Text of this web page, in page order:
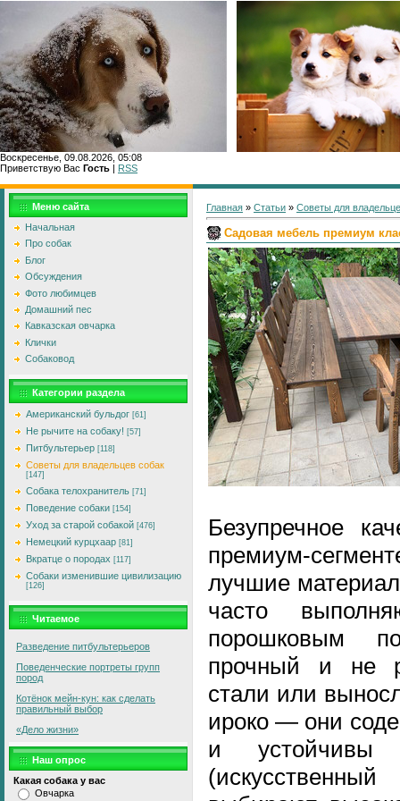
Воскресенье, 09.08.2026, 05:08
Приветствую Вас Гость | RSS
Меню сайта
Начальная
Про собак
Блог
Обсуждения
Фото любимцев
Домашний пес
Кавказская овчарка
Клички
Собаковод
Категории раздела
Американский бульдог [61]
Не рычите на собаку! [57]
Питбультерьер [118]
Советы для владельцев собак
[147]
Собака телохранитель [71]
Поведение собаки [154]
Уход за старой собакой [476]
Немецкий курцхаар [81]
Вкратце о породах [117]
Собаки изменившие цивилизацию
[126]
Читаемое
Разведение питбультерьеров
Поведенческие портреты групп
пород
Котёнок мейн-кун: как сделать
правильный выбор
«Дело жизни»
Наш опрос
Какая собака у вас
Овчарка
Главная » Статьи » Советы для
Садовая мебель премиум
Безупречное
премиум-
лучшие
часто
порошковым
прочный и не
стали или
ироко — они
и устойчивы